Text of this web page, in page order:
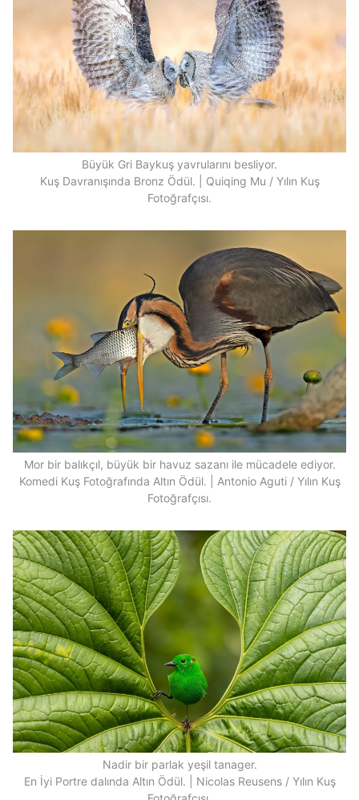
Büyük Gri Baykuş yavrularını besliyor.
Kuş Davranışında Bronz Ödül. | Quiqing Mu / Yılın Kuş
Fotoğrafçısı.
Mor bir balıkçıl, büyük bir havuz sazanı ile mücadele ediyor.
Komedi Kuş Fotoğrafında Altın Ödül. | Antonio Aguti / Yılın Kuş
Fotoğrafçısı.
Nadir bir parlak yeşil tanager.
En İyi Portre dalında Altın Ödül. | Nicolas Reusens / Yılın Kuş